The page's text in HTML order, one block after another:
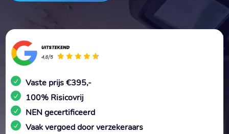
Vaste prijs €395,-
100% Risicovrij
NEN gecertificeerd
Vaak vergoed door verzekeraars